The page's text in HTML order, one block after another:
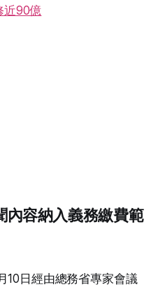
近90億
內容納入義務繳費範
10日經由總務省專家會議